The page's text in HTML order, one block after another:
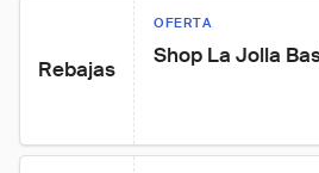
Rebajas
OFERTA
Shop La Jolla